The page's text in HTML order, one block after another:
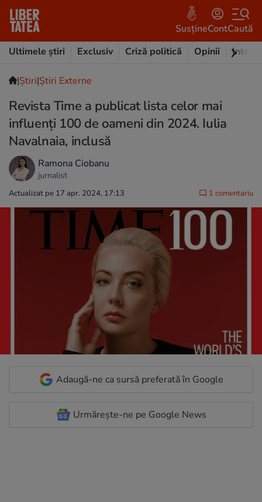
SusțineContCaută
Ultimele știri
Exclusiv Criză politică Opinii
|Ştiri|Știri Externe
Revista Time a publicat lista celor mai
influenţi 100 de oameni din 2024. Iulia
Navalnaia, inclusă
Ramona Ciobanu
jurnalist
Actualizat pe 17 apr. 2024, 17:13 1 comentariu
Adaugă-ne ca sursă preferată în Google
Urmărește-ne pe Google News